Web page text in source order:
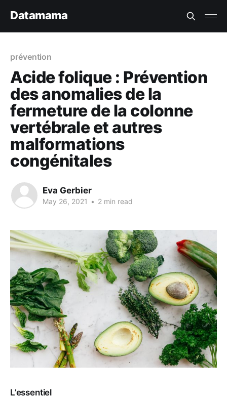
Datamama
prévention
Acide folique : Prévention
des anomalies de la
fermeture de la colonne
vertébrale et autres
malformations
congénitales
Eva Gerbier
May 26, 2021 • 2 min read
L’essentiel